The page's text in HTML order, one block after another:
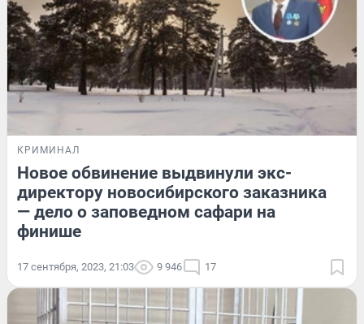
КРИМИНАЛ
Новое обвинение выдвинули экс-
директору новосибирского заказника
— дело о заповедном сафари на
финише
17 сентября, 2023, 21:03 9 946 17